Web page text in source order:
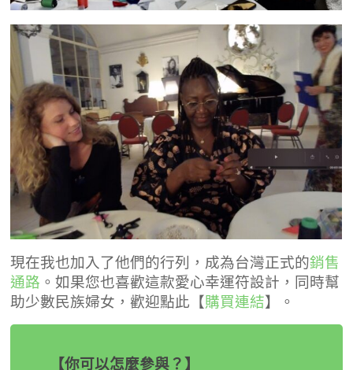
現在我也加入了他們的行列，成為台灣正式的銷售
通路 。如果您也喜歡這款愛心幸運符設計，同時幫
助少數民族婦女，歡迎點此【購買連結】。
【你可以怎麼參與？】